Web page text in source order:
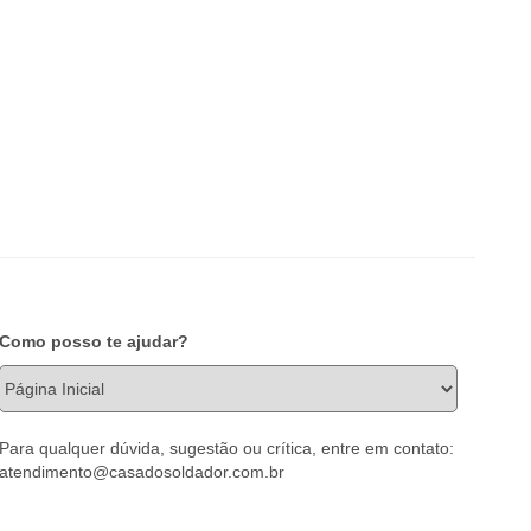
Como posso te ajudar?
Para qualquer dúvida, sugestão ou crítica, entre em contato:
atendimento@casadosoldador.com.br